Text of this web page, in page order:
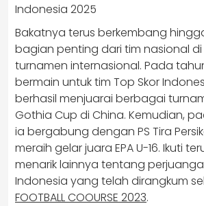
Bakatnya terus berkembang
bagian penting dari tim nasional
turnamen internasional. Pada tahun
bermain untuk tim Top Skor
berhasil menjuarai berbagai
Gothia Cup di China. Kemudian,
ia bergabung dengan PS Tira
meraih gelar juara EPA U-16. Ikuti
menarik lainnya tentang
Indonesia yang telah dirangkum
FOOTBALL COOURSE 2023.